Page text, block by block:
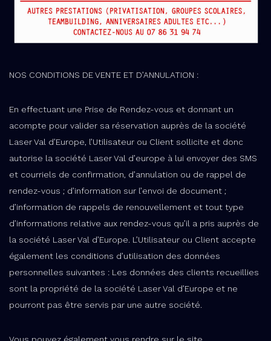
NOS CONDITIONS DE VENTE ET D’ANNULATION :
En effectuant une Prise de Rendez-vous et donnant un
acompte pour valider sa réservation auprès de la société
Laser Val d’Europe, l’Utilisateur ou Client sollicite et donc
autorise la société Laser Val d’europe à lui envoyer des SMS
et courriels de confirmation, d’annulation ou de rappel de
rendez-vous ; d’information sur l’envoi de document ;
d’information de rappels de renouvellement et tout type
d’informations relative aux rendez-vous qu’il a pris auprès de
la société Laser Val d’Europe. L’Utilisateur ou Client accepte
également les conditions d’utilisation des données
personnelles suivantes : Les données des clients recueillies
sont la propriété de la société Laser Val d’Europe et ne
pourront pas être servis par une autre société.
Vous pouvez également vous rendre sur le site